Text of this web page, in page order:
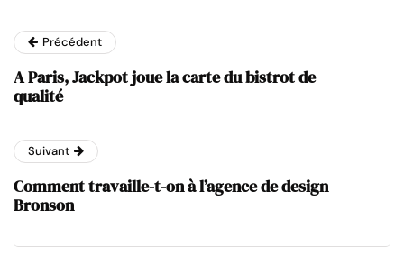
Précédent
A Paris, Jackpot joue la carte du bistrot de
qualité
Suivant
Comment travaille-t-on à l’agence de design
Bronson